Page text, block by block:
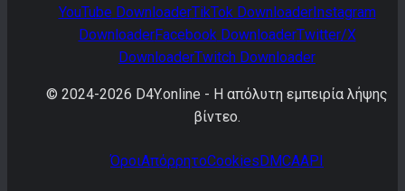
YouTube DownloaderTikTokDownloaderInstagram
DownloaderFacebookDownloaderTwitter/X
DownloaderTwitch Downloader
© 2024-2026 D4Y.online - Η απόλυτη εμπειρία λήψης
βίντεο.
ΌροιΑπόρρητοCookiesDMCAAPI